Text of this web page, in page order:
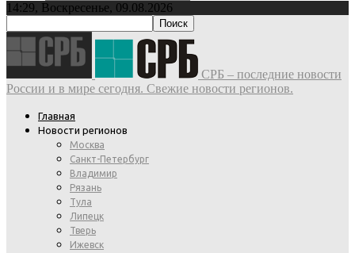
14:29, Воскресенье, 09.08.2026
СРБ – последние новости
России и в мире сегодня. Свежие новости регионов.
Главная
Новости регионов
Москва
Санкт-Петербург
Владимир
Рязань
Тула
Липецк
Тверь
Ижевск